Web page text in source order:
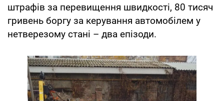
штрафів за перевищення швидкості, 80 тисяч
гривень боргу за керування автомобілем у
нетверезому стані – два епізоди.